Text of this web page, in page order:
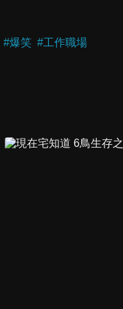
#爆笑 #工作職場